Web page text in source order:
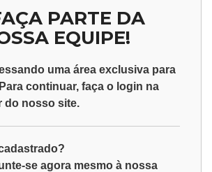
PARTE DA
EQUIPE!
uma área exclusiva para
continuar, faça o login na
do nosso site.
se agora mesmo à nossa